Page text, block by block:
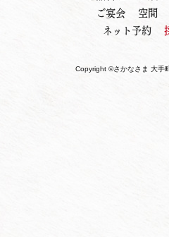
ご宴会
空間
ネット予約
Copyright ©さかなさま 大手